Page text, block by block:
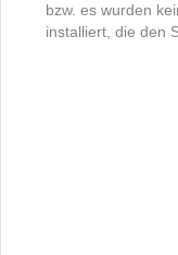
bzw. es wurden
installiert, die den